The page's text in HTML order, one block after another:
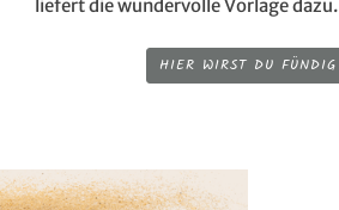
liefert die wundervolle Vorlage dazu.
HIER WIRST DU FÜNDIG